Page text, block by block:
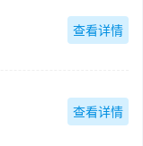
查看详情
查看详情